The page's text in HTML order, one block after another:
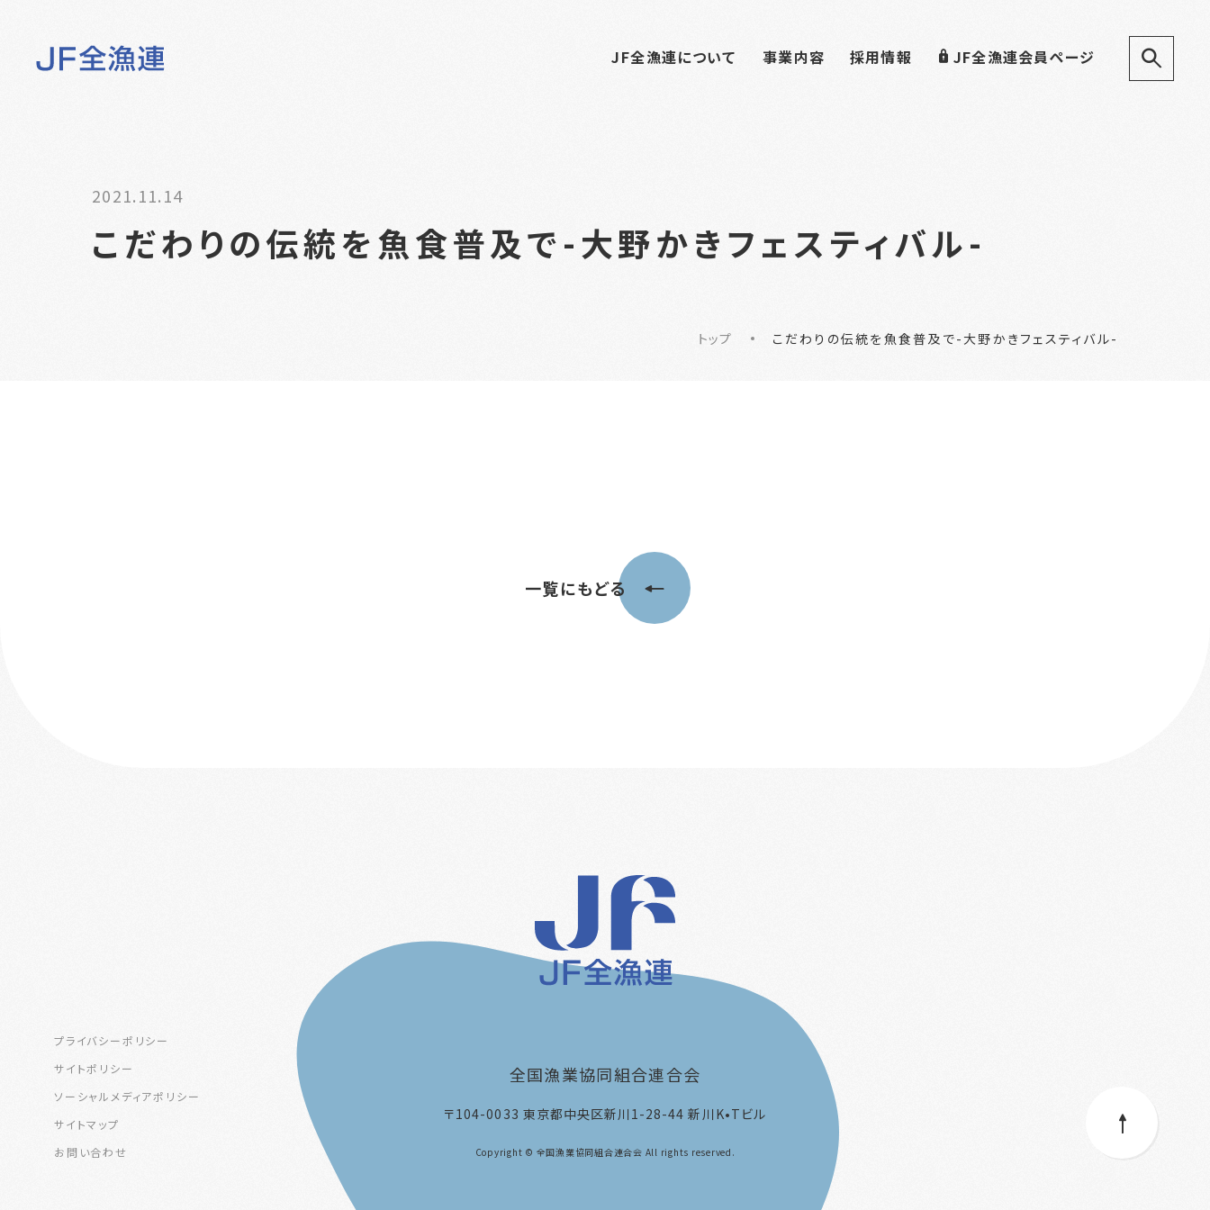
JF全漁連について 事業内容 採用情報 JF全漁連会員ページ
2021.11.14
こだわりの伝統を魚食普及で-大野かきフェスティバル-
トップ こだわりの伝統を魚食普及で-大野かきフェスティバル-
一覧にもどる
プライバシーポリシー
サイトポリシー
ソーシャルメディアポリシー
サイトマップ
お問い合わせ
全国漁業協同組合連合会
〒104-0033 東京都中央区新川1-28-44 新川K•Tビル
Copyright © 全国漁業協同組合連合会 All rights reserved.